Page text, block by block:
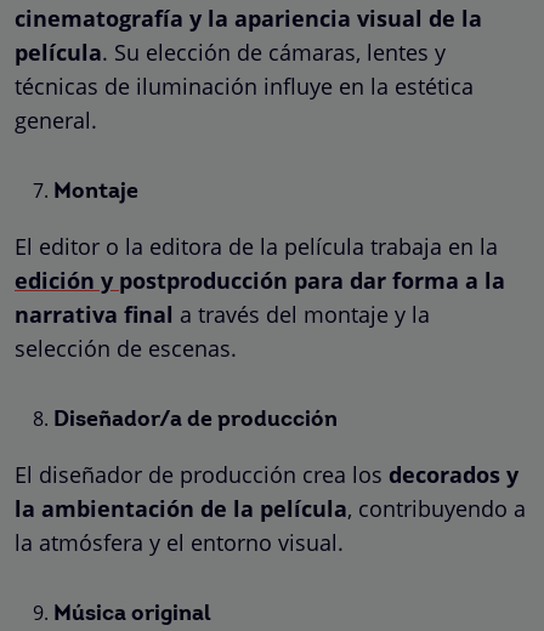
cinematografía y la apariencia visual de la
película. Su elección de cámaras, lentes y
técnicas de iluminación influye en la estética
general.
Montaje
El editor o la editora de la película trabaja en la
edición y postproducción para dar forma a la
narrativa final a través del montaje y la
selección de escenas.
Diseñador/a de producción
El diseñador de producción crea los decorados y
la ambientación de la película, contribuyendo a
la atmósfera y el entorno visual.
Música original